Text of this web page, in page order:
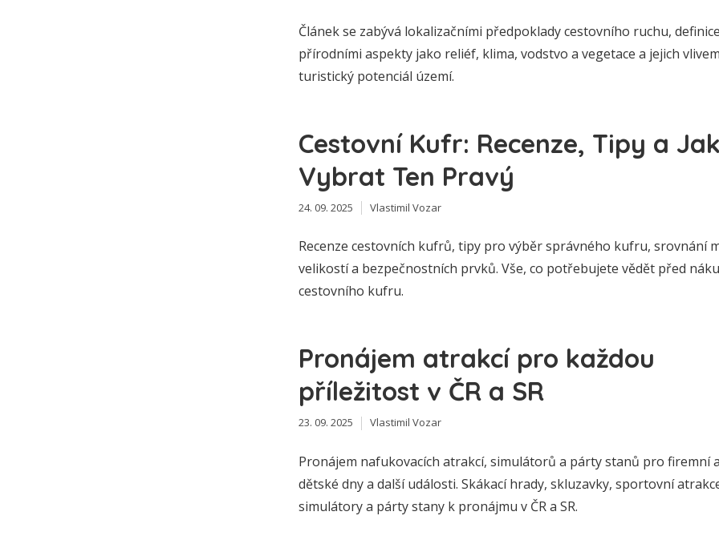
Článek se zabývá lokalizačními předpoklady cestovního ruchu,
přírodními aspekty jako reliéf, klima, vodstvo a vegetace a jejich
turistický potenciál území.
Cestovní Kufr: Recenze, Tipy a Jak
Vybrat Ten Pravý
24. 09. 2025 Vlastimil Vozar
Recenze cestovních kufrů, tipy pro výběr správného kufru, srovnání
velikostí a bezpečnostních prvků. Vše, co potřebujete vědět před
cestovního kufru.
Pronájem atrakcí pro každou
příležitost v ČR a SR
23. 09. 2025 Vlastimil Vozar
Pronájem nafukovacích atrakcí, simulátorů a párty stanů pro firemní
dětské dny a další události. Skákací hrady, skluzavky, sportovní
simulátory a párty stany k pronájmu v ČR a SR.